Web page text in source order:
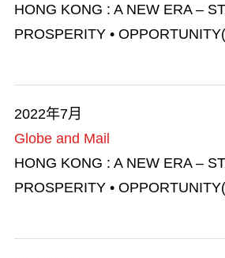
勇于创新
追求卓越
HONG KONG : A NEW ERA –
PROSPERITY •
2022年7月
Globe and Mail
HONG KONG : A NEW ERA –
PROSPERITY •